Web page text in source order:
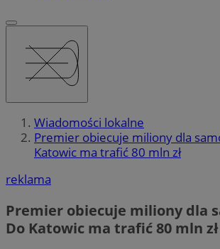
Wiadomości lokalne
Premier obiecuje miliony dla
Katowic ma trafić 80 mln zł
reklama
Premier obiecuje miliony dla
Do Katowic ma trafić 80 mln zł